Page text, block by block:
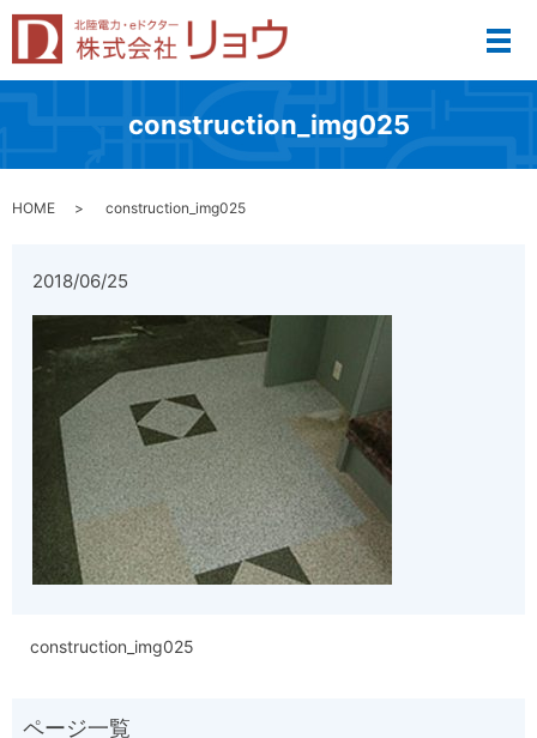
メ
construction_img025
HOME construction_img025
2018/06/25
construction_img025